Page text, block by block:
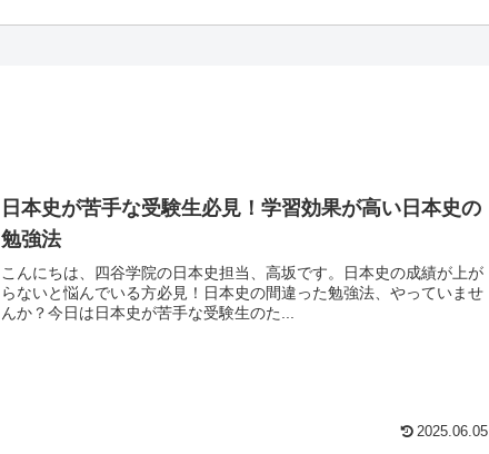
日本史が苦手な受験生必見！学習効果が高い日本史の
勉強法
こんにちは、四谷学院の日本史担当、高坂です。日本史の成績が上が
らないと悩んでいる方必見！日本史の間違った勉強法、やっていませ
んか？今日は日本史が苦手な受験生のた...
2025.06.05